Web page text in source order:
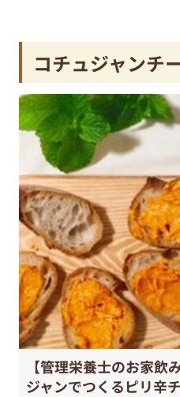
コチュジャンチ
【管理栄養士のお家飲
ジャンでつくるピリ辛